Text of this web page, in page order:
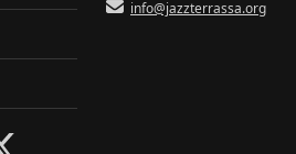
info@jazzterrassa.org